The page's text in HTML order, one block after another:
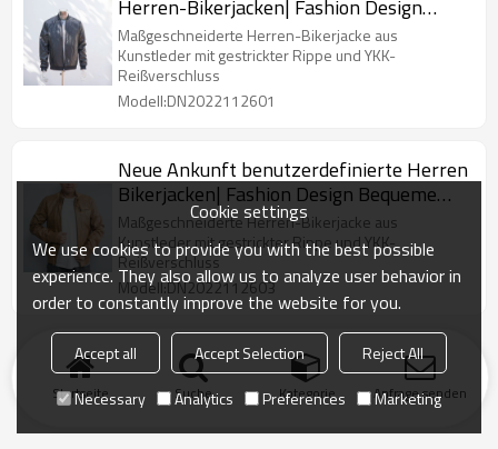
Herren-Bikerjacken| Fashion Design
Bikerjacke
Maßgeschneiderte Herren-Bikerjacke aus
Kunstleder mit gestrickter Rippe und YKK-
Reißverschluss
Modell:DN2022112601
Neue Ankunft benutzerdefinierte Herren
Bikerjacken| Fashion Design Bequeme
Bikerjacke
Maßgeschneiderte Herren-Bikerjacke aus
Kunstleder mit gestrickter Rippe und YKK-
Reißverschluss
Modell:DN2022112603
Startseite Suche Kategorie Anfrage senden
Cookie settings
We use cookies to provide you with the best possible
experience. They also allow us to analyze user behavior in
order to constantly improve the website for you.
Accept all Accept Selection
Reject All
Necessary
Analytics Preferences Marketing